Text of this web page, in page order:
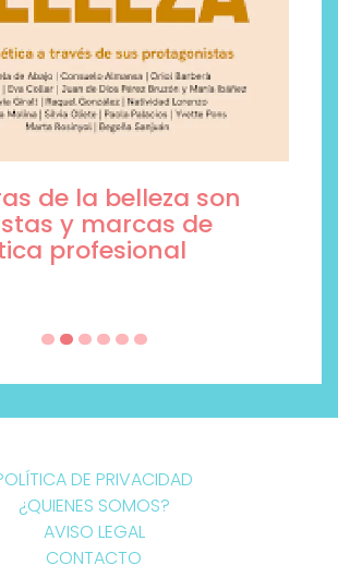
de la belleza son
y marcas de
profesional
DE PRIVACIDAD
¿QUIENES SOMOS?
AVISO LEGAL
CONTACTO